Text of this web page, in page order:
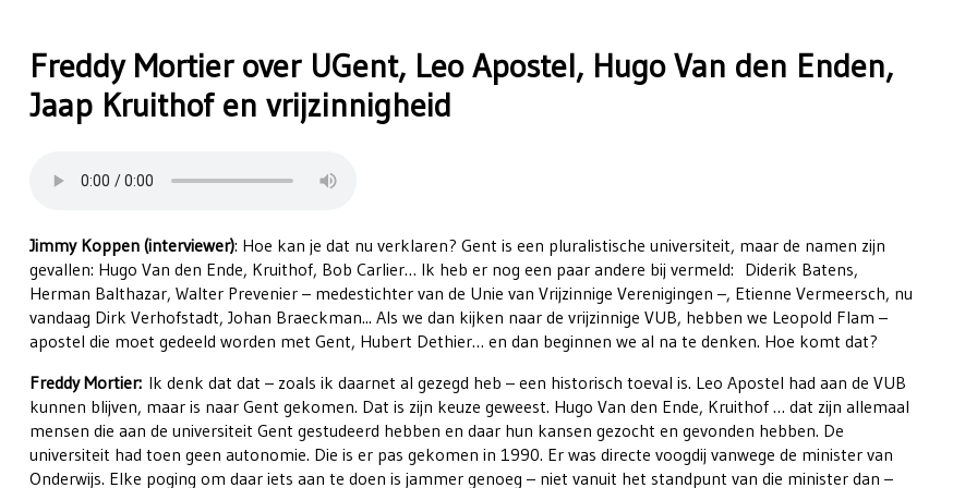
Freddy Mortier over UGent, Leo Apostel, Hugo Van den Enden,
Jaap Kruithof en vrijzinnigheid
Jimmy Koppen (interviewer): Hoe kan je dat nu verklaren? Gent is een pluralistische universiteit, maar de namen zijn
gevallen: Hugo Van den Ende, Kruithof, Bob Carlier… Ik heb er nog een paar andere bij vermeld: Diderik Batens,
Herman Balthazar, Walter Prevenier – medestichter van de Unie van Vrijzinnige Verenigingen –, Etienne Vermeersch, nu
vandaag Dirk Verhofstadt, Johan Braeckman... Als we dan kijken naar de vrijzinnige VUB, hebben we Leopold Flam –
apostel die moet gedeeld worden met Gent, Hubert Dethier… en dan beginnen we al na te denken. Hoe komt dat?
Freddy Mortier: Ik denk dat dat – zoals ik daarnet al gezegd heb – een historisch toeval is. Leo Apostel had aan de VUB
kunnen blijven, maar is naar Gent gekomen. Dat is zijn keuze geweest. Hugo Van den Ende, Kruithof … dat zijn allemaal
mensen die aan de universiteit Gent gestudeerd hebben en daar hun kansen gezocht en gevonden hebben. De
universiteit had toen geen autonomie. Die is er pas gekomen in 1990. Er was directe voogdij vanwege de minister van
Onderwijs. Elke poging om daar iets aan te doen is jammer genoeg – niet vanuit het standpunt van die minister dan –